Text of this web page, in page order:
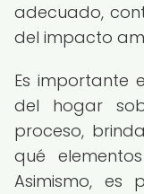
adecuado,
del impacto
Es importante
del hogar
proceso,
qué
Asimismo, es